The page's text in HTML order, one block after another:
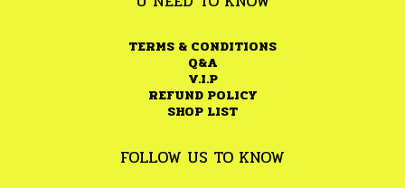
TERMS & CONDITIONS
Q&A
V.I.P
REFUND POLICY
SHOP LIST
FOLLOW US TO KNOW